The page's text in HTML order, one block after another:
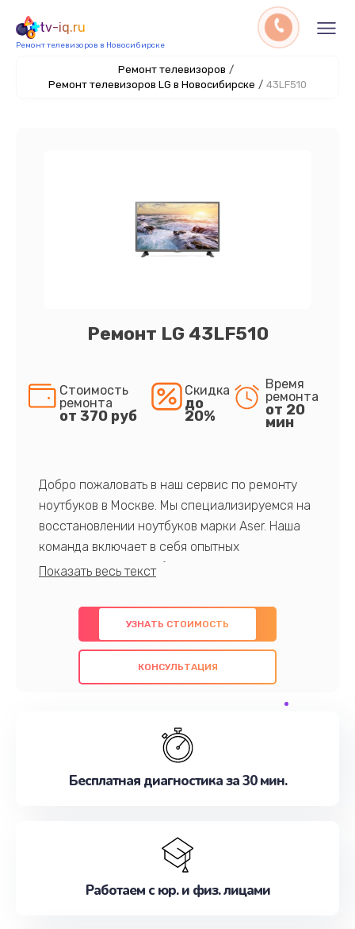
tv-iq.ru
Ремонт телевизоров в Новосибирске
Ремонт телевизоров /
Ремонт телевизоров LG в Новосибирске / 43LF510
Ремонт LG 43LF510
Стоимость
ремонта
от 370 руб
Скидка
до
20%
Время
ремонта
от 20
мин
Добро пожаловать в наш сервис по ремонту
ноутбуков в Москве. Мы специализируемся на
восстановлении ноутбуков марки Aser. Наша
команда включает в себя опытных
профессионалов с обширными знаниями и
предлагаем быстрый и качественный ремонт с
использованием оригинальных компонентов, а
также гарантируем качество всех
проведенных работ. Наша цель - предоставить
наилучшим образом. Не медлите записаться на
УЗНАТЬ СТОИМОСТЬ
КОНСУЛЬТАЦИЯ
Бесплатная диагностика за 30 мин.
Работаем с юр. и физ. лицами